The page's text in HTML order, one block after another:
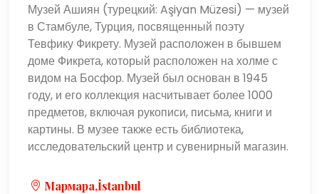
Музей Ашиян (турецкий: Aşiyan Müzesi) — музей
в Стамбуле, Турция, посвященный поэту
Тевфику Фикрету. Музей расположен в бывшем
доме Фикрета, который расположен на холме с
видом на Босфор. Музей был основан в 1945
году, и его коллекция насчитывает более 1000
предметов, включая рукописи, письма, книги и
картины. В музее также есть библиотека,
исследовательский центр и сувенирный магазин.
Мармара,İstanbul